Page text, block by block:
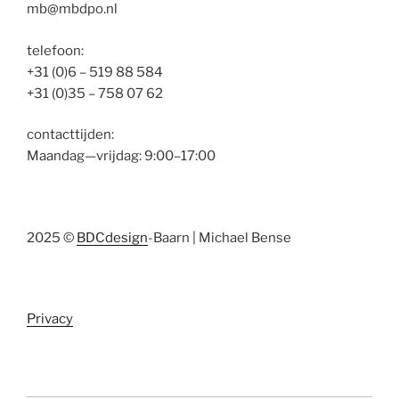
mb@mbdpo.nl
telefoon:
+31 (0)6 – 519 88 584
+31 (0)35 – 758 07 62
contacttijden:
Maandag—vrijdag: 9:00–17:00
2025 © BDCdesign-Baarn | Michael Bense
Privacy